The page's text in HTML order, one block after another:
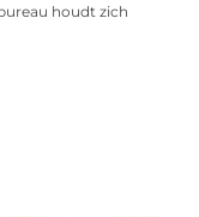
houdt zich